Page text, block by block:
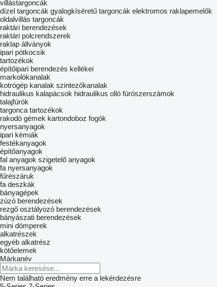
villástargoncák
dízel targoncák gyalogkíséretű targoncák elektromos raklapemelők
oldalvillás targoncák
raktári berendezések
raktári polcrendszerek
raklap állványok
ipari pótkocsik
tartozékok
építőipari berendezés kellékei
markolókanalak
kotrógép kanalak szintezőkanalak
hidraulikus kalapácsok hidraulikus olló fúrószerszámok
talajfúrók
targonca tartozékok
rakodó gémek kartondoboz fogók
nyersanyagok
ipari kémiák
festékanyagok
építőanyagok
fal anyagok szigetelő anyagok
fa nyersanyagok
fűrészáruk
fa deszkák
bányagépek
zúzó berendezések
rezgő osztályozó berendezések
bányászati berendezések
mini dömperek
alkatrészek
egyéb alkatrész
kötőelemek
Márkanév
Nem található eredmény erre a lekérdezésre